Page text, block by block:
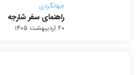
جهانگردی
راهنمای سفر شارجه
۲۰ اردیبهشت ۱۴۰۵